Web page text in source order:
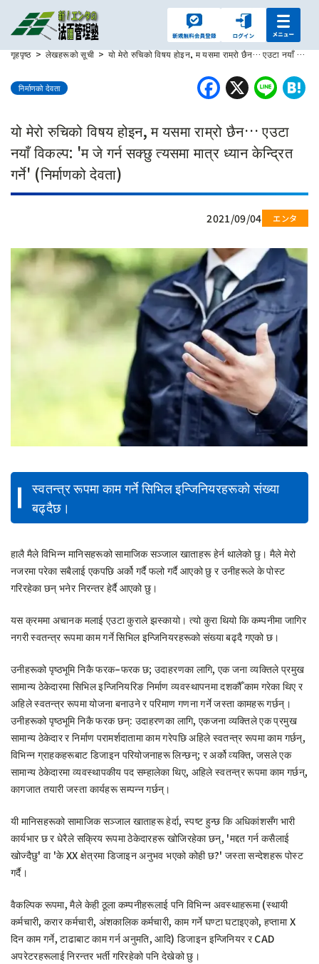
गृहपृष्ठ लेखहरूको सूची यो मेरो रुचिको विषय होइन, म यसमा राम्रो छैन… एउटा नयाँ विकल्प: 'म जे गर्न सक्छु त्यसमा मात्र ध्यान केन्द्रित गर्ने' (निर्माणको देवता)
निर्माणको देवता X
यो मेरो रुचिको विषय होइन, म यसमा राम्रो छैन… एउटा
नयाँ विकल्प: 'म जे गर्न सक्छु त्यसमा मात्र ध्यान केन्द्रित
गर्ने' (निर्माणको देवता)
2021/09/04
स्वतन्त्र रूपमा काम गर्ने सिभिल इन्जिनियरहरूको संख्या
बढ्दैछ।
हालै मैले विभिन्न मानिसहरूको सामाजिक सञ्जाल खाताहरू हेर्न थालेको छु। मैले मेरो
नजरमा परेका सबैलाई एकपछि अर्को गर्दै फलो गर्दै आएको छु र उनीहरूले के पोस्ट
गरिरहेका छन् भनेर निरन्तर हेर्दै आएको छु।
यस क्रममा अचानक मलाई एउटा कुराले झस्कायो। त्यो कुरा थियो कि कम्पनीमा जागिर
नगरी स्वतन्त्र रूपमा काम गर्ने सिभिल इन्जिनियरहरूको संख्या बढ्दै गएको छ।
उनीहरूको पृष्ठभूमि निकै फरक–फरक छ; उदाहरणका लागि, एक जना व्यक्तिले प्रमुख
सामान्य ठेकेदारमा सिभिल इन्जिनियरिङ निर्माण व्यवस्थापनमा दशकौँ काम गरेका थिए र
अहिले स्वतन्त्र रूपमा योजना बनाउने र परिमाण गणना गर्ने जस्ता कामहरू गर्छन्।
उनीहरूको पृष्ठभूमि निकै फरक छन्: उदाहरणका लागि, एकजना व्यक्तिले एक प्रमुख
सामान्य ठेकेदार र निर्माण परामर्शदातामा काम गरेपछि अहिले स्वतन्त्र रूपमा काम गर्छन्,
विभिन्न ग्राहकहरूबाट डिजाइन परियोजनाहरू लिन्छन्; र अर्को व्यक्ति, जसले एक
सामान्य ठेकेदारमा व्यवस्थापकीय पद सम्हालेका थिए, अहिले स्वतन्त्र रूपमा काम गर्छन्,
कागजात तयारी जस्ता कार्यहरू सम्पन्न गर्छन्।
यी मानिसहरूको सामाजिक सञ्जाल खाताहरू हेर्दा, स्पष्ट हुन्छ कि अधिकांशसँग भारी
कार्यभार छ र धेरैले सक्रिय रूपमा ठेकेदारहरू खोजिरहेका छन्, 'मद्दत गर्न कसैलाई
खोज्दैछु' वा 'के XX क्षेत्रमा डिजाइन अनुभव भएको कोही छ?' जस्ता सन्देशहरू पोस्ट
गर्दै।
वैकल्पिक रूपमा, मैले केही ठूला कम्पनीहरूलाई पनि विभिन्न अवस्थाहरूमा (स्थायी
कर्मचारी, करार कर्मचारी, अंशकालिक कर्मचारी, काम गर्ने घण्टा घटाइएको, हप्तामा X
दिन काम गर्ने, टाढाबाट काम गर्न अनुमति, आदि) डिजाइन इन्जिनियर र CAD
अपरेटरहरूलाई निरन्तर भर्ती गरिरहेको पनि देखेको छु।